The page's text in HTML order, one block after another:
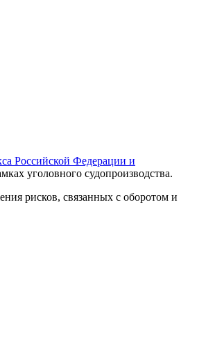
Российской Федерации и
уголовного судопроизводства.
рисков, связанных с оборотом и